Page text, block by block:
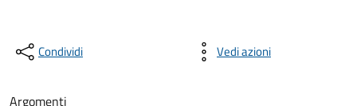
Condividi Vedi azioni
Argomenti